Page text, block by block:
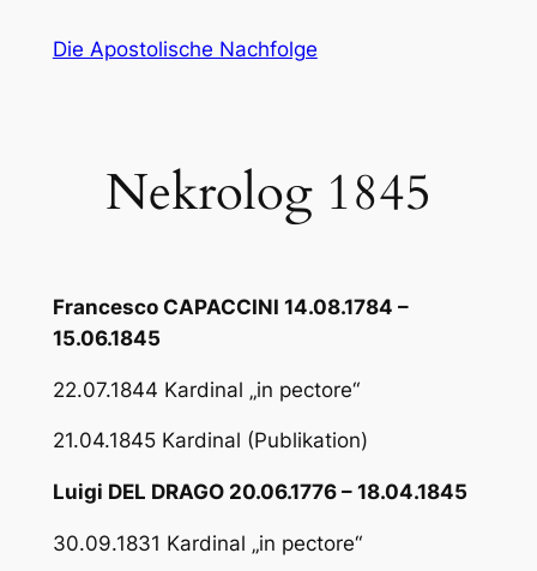
InhaltDie Apostolische Nachfolge
Nekrolog 1845
Francesco CAPACCINI 14.08.1784 –
15.06.1845
22.07.1844 Kardinal „in pectore“
21.04.1845 Kardinal (Publikation)
Luigi DEL DRAGO 20.06.1776 – 18.04.1845
30.09.1831 Kardinal „in pectore“